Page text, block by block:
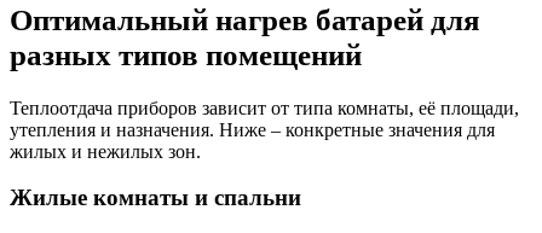
Оптимальный нагрев батарей для
разных типов помещений
Теплоотдача приборов зависит от типа комнаты, её площади,
утепления и назначения. Ниже – конкретные значения для
жилых и нежилых зон.
Жилые комнаты и спальни